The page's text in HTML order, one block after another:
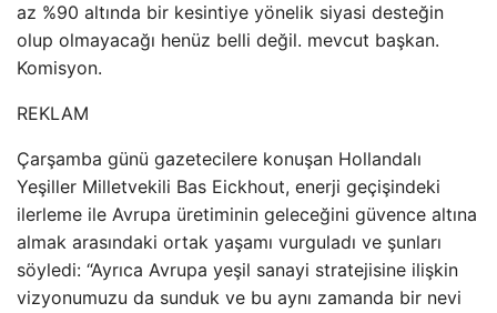
az %90 altında bir kesintiye yönelik siyasi desteğin
olup olmayacağı henüz belli değil. mevcut başkan.
Komisyon.
REKLAM
Çarşamba günü gazetecilere konuşan Hollandalı
Yeşiller Milletvekili Bas Eickhout, enerji geçişindeki
ilerleme ile Avrupa üretiminin geleceğini güvence altına
almak arasındaki ortak yaşamı vurguladı ve şunları
söyledi: “Ayrıca Avrupa yeşil sanayi stratejisine ilişkin
vizyonumuzu da sunduk ve bu aynı zamanda bir nevi